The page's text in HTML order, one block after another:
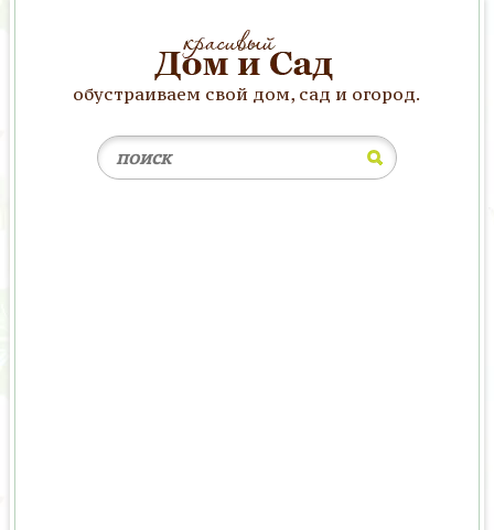
обустраиваем свой дом, сад и огород.